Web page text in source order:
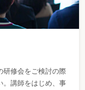
研修会をご検討の際
。講師をはじめ、事